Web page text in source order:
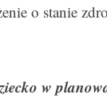
o stanie
w